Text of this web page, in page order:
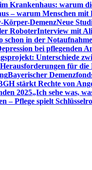
Krankenhaus: warum
– warum Menschen mit
Körper-DemenzNeue
RoboterInterview mit
schon in der Notaufnahme
bei pflegenden
Unterschiede
für die
Bayerischer
stärkt Rechte von
2025„Ich sehe was,
– Pflege spielt